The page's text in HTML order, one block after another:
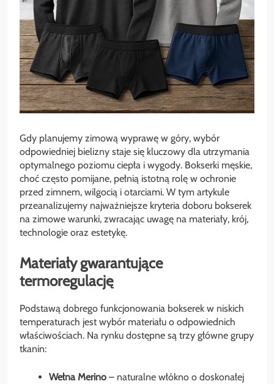
Gdy planujemy zimową wyprawę w góry, wybór
odpowiedniej bielizny staje się kluczowy dla utrzymania
optymalnego poziomu ciepła i wygody. Bokserki męskie,
choć często pomijane, pełnią istotną rolę w ochronie
przed zimnem, wilgocią i otarciami. W tym artykule
przeanalizujemy najważniejsze kryteria doboru bokserek
na zimowe warunki, zwracając uwagę na materiały, krój,
technologie oraz estetykę.
Materiały gwarantujące
termoregulację
Podstawą dobrego funkcjonowania bokserek w niskich
temperaturach jest wybór materiału o odpowiednich
właściwościach. Na rynku dostępne są trzy główne grupy
tkanin:
Wełna Merino – naturalne włókno o doskonałej